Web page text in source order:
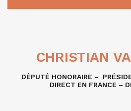
CHRISTIAN
DÉPUTÉ HONORAIRE –
DIRECT EN FRANCE –